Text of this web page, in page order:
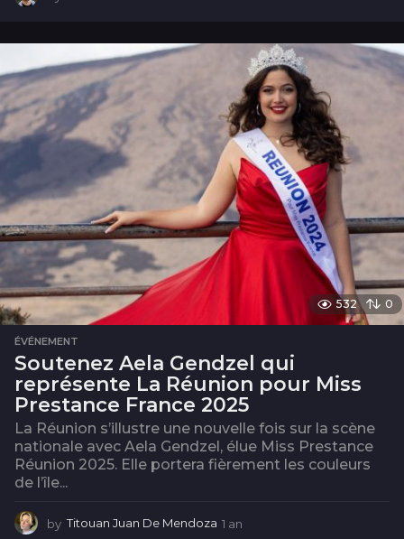
532 0
ÉVÉNEMENT
Soutenez Aela Gendzel qui
représente La Réunion pour Miss
Prestance France 2025
La Réunion s’illustre une nouvelle fois sur la scène
nationale avec Aela Gendzel, élue Miss Prestance
Réunion 2025. Elle portera fièrement les couleurs
de l’île...
by Titouan Juan De Mendoza 1 an